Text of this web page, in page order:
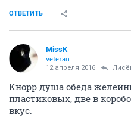
ОТВЕТИТЬ
MissK
veteran
12 апреля 2016
Кнорр душа обеда
пластиковых, две в
вкус.